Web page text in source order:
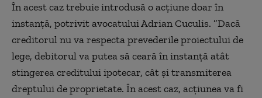
În acest caz trebuie introdusă o acțiune doar în
instanță, potrivit avocatului Adrian Cuculis. ”Dacă
creditorul nu va respecta prevederile proiectului de
lege, debitorul va putea să ceară în instanţă atât
stingerea creditului ipotecar, cât şi transmiterea
dreptului de proprietate. În acest caz, acţiunea va fi